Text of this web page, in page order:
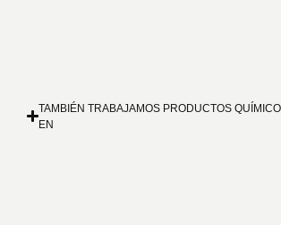
TAMBIÉN TRABAJAMOS PRODUCTOS
EN